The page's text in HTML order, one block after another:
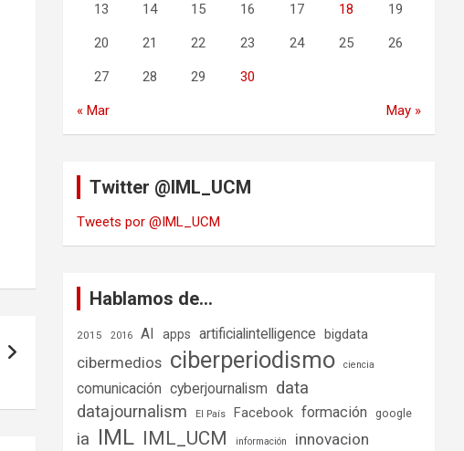
13 14 15 16 17 18 19
20 21 22 23 24 25 26
27 28 29 30
« Mar May »
Twitter @IML_UCM
Tweets por @IML_UCM
Hablamos de…
2015 2016 AI apps artificialintelligence bigdata
cibermedios ciberperiodismo ciencia
comunicación cyberjournalism data
datajournalism El País Facebook formación google
ia IML IML_UCM información innovacion